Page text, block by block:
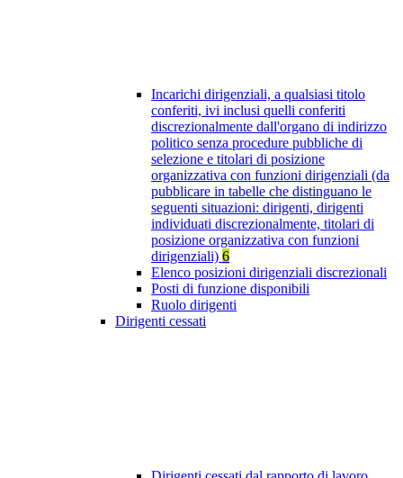
Incarichi dirigenziali, a qualsiasi titolo
conferiti, ivi inclusi quelli conferiti
discrezionalmente dall'organo di indirizzo
politico senza procedure pubbliche di
selezione e titolari di posizione
organizzativa con funzioni dirigenziali (da
pubblicare in tabelle che distinguano le
seguenti situazioni: dirigenti, dirigenti
individuati discrezionalmente, titolari di
posizione organizzativa con funzioni
dirigenziali) 6
Elenco posizioni dirigenziali discrezionali
Posti di funzione disponibili
Ruolo dirigenti
Dirigenti cessati